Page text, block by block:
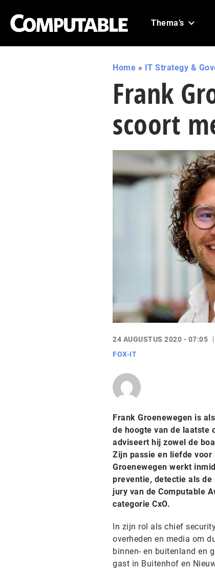
Thema’s
Home » IT Strategy &
Frank
scoort
24 AUGUSTUS 2020 - 07:05
FOX-IT
Frank Groenewegen is
de hoogte van de laatste
adviseert hij zowel de
Zijn passie en liefde
Groenewegen werkt
preventie, detectie als
jury van de Computable
categorie CxO.
In zijn rol als chief
overheden en media om
binnen- en buitenland en
gast in Buitenhof en